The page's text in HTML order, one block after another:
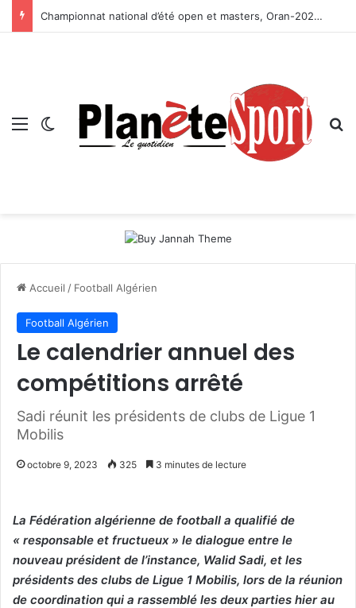
Championnat national d’été open et masters, Oran-2026 — Le CRB s’adjuge le titre
Menu Switch skin
Accueil / Football Algérien
Football Algérien
Le calendrier annuel des
compétitions arrêté
Sadi réunit les présidents de clubs de Ligue 1
Mobilis
octobre 9, 2023 325 3 minutes de lecture
La Fédération algérienne de football a qualifié de
« responsable et fructueux » le dialogue entre le
nouveau président de l’instance, Walid Sadi, et les
présidents des clubs de Ligue 1 Mobilis, lors de la réunion
de coordination qui a rassemblé les deux parties hier au